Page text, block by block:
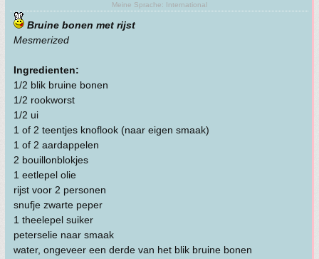
Meine Sprache: International
Bruine bonen met rijst
Mesmerized
Ingredienten:
1/2 blik bruine bonen
1/2 rookworst
1/2 ui
1 of 2 teentjes knoflook (naar eigen smaak)
1 of 2 aardappelen
2 bouillonblokjes
1 eetlepel olie
rijst voor 2 personen
snufje zwarte peper
1 theelepel suiker
peterselie naar smaak
water, ongeveer een derde van het blik bruine bonen